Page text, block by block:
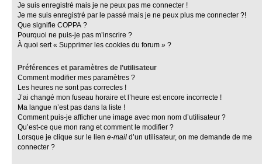
Je suis enregistré mais je ne peux pas me connecter !
Je me suis enregistré par le passé mais je ne peux plus me connecter ?!
Que signifie COPPA ?
Pourquoi ne puis-je pas m’inscrire ?
À quoi sert « Supprimer les cookies du forum » ?
Préférences et paramètres de l’utilisateur
Comment modifier mes paramètres ?
Les heures ne sont pas correctes !
J’ai changé mon fuseau horaire et l’heure est encore incorrecte !
Ma langue n’est pas dans la liste !
Comment puis-je afficher une image avec mon nom d’utilisateur ?
Qu’est-ce que mon rang et comment le modifier ?
Lorsque je clique sur le lien e-mail d’un utilisateur, on me demande de me
connecter ?